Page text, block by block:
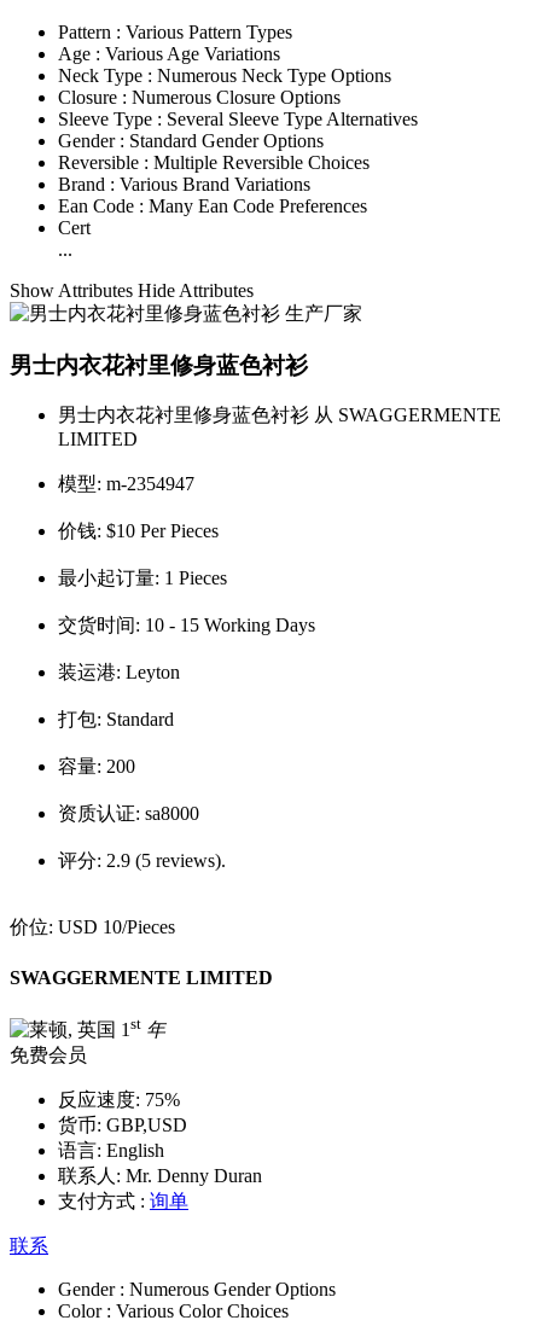
Pattern : Various Pattern Types
Age : Various Age Variations
Neck Type : Numerous Neck Type Options
Closure : Numerous Closure Options
Sleeve Type : Several Sleeve Type Alternatives
Gender : Standard Gender Options
Reversible : Multiple Reversible Choices
Brand : Various Brand Variations
Ean Code : Many Ean Code Preferences
Cert
...
Show Attributes Hide Attributes
男士内衣花衬里修身蓝色衬衫
男士内衣花衬里修身蓝色衬衫 从 SWAGGERMENTE
LIMITED
模型: m-2354947
价钱: $10 Per Pieces
最小起订量: 1 Pieces
交货时间: 10 - 15 Working Days
装运港: Leyton
打包: Standard
容量: 200
资质认证: sa8000
评分: 2.9 (5 reviews).
价位: USD 10/Pieces
SWAGGERMENTE LIMITED
1 st 年
免费会员
反应速度: 75%
货币: GBP,USD
语言: English
联系人: Mr. Denny Duran
支付方式 : 询单
联系
Gender : Numerous Gender Options
Color : Various Color Choices